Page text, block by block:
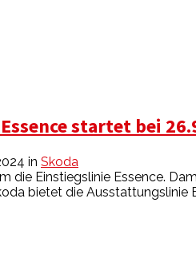
startet bei
in Skoda
die Einstiegslinie Essence.
bietet die Ausstattungslinie